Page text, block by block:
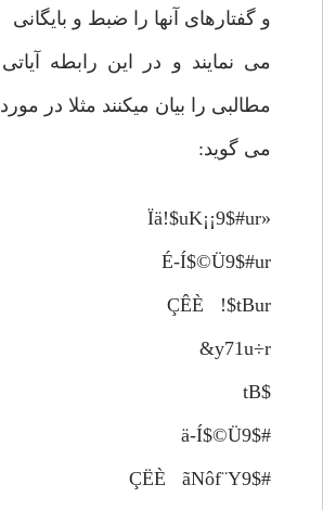
و گفتارهای آنها را ضبط و بایگانی
می نمایند و در این رابطه
مطالبی را بیان میکنند مثلا در
می گوید:
«Ïä!$uK¡¡9$#ur
É-Í$©Ü9$#ur
ÇÊÈ !$tBur
y71u÷r&
$tB
ä-Í$©Ü9$#
ÇËÈ ãNôf¨Y9$#